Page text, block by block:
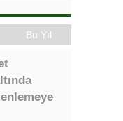
Bu Yıl